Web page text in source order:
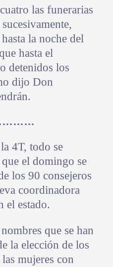
las funerarias
la noche del
hasta el
detenidos los
dijo Don
4T, todo se
el domingo se
los 90 consejeros
coordinadora
el estado.
que se han
la elección de los
mujeres con